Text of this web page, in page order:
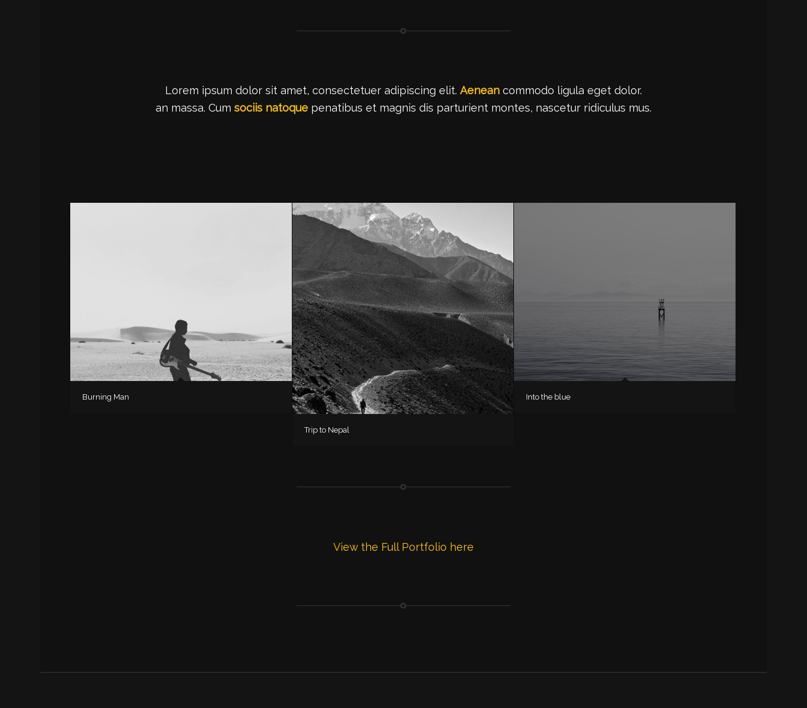
Lorem ipsum dolor sit amet, consectetuer adipiscing elit. Aenean commodo ligula eget dolor.
an massa. Cum sociis natoque penatibus et magnis dis parturient montes, nascetur ridiculus mus.
Burning Man
Trip to Nepal
Into the blue
View the Full Portfolio here